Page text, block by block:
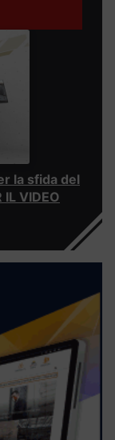
la sfida del
VIDEO